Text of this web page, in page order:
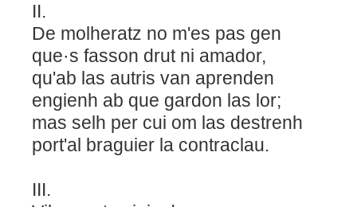
II.
De molheratz no m'es pas gen
que·s fasson drut ni amador,
qu'ab las autris van aprenden
engienh ab que gardon las lor;
mas selh per cui om las destrenh
port'al braguier la contraclau.
III.